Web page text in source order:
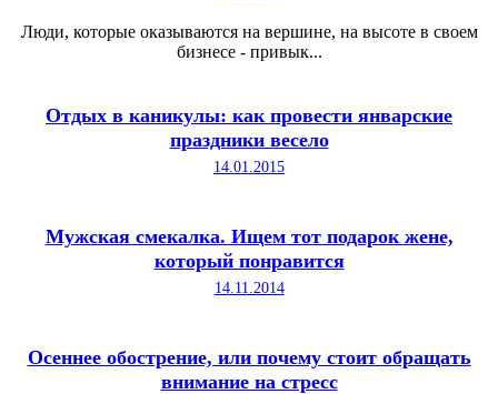
Люди, которые оказываются на вершине, на высоте в своем
бизнесе - привык...
Отдых в каникулы: как провести январские
праздники весело
14.01.2015
Мужская смекалка. Ищем тот подарок жене,
который понравится
14.11.2014
Осеннее обострение, или почему стоит обращать
внимание на стресс